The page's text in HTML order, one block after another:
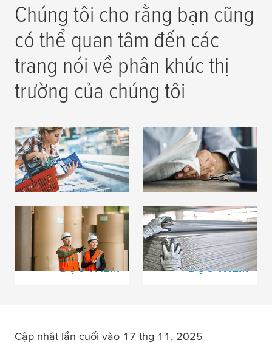
Chúng tôi cho rằng bạn cũng
có thể quan tâm đến các
trang nói về phân khúc thị
trường của chúng tôi
In bao bì mềm
ĐỌC THÊM
In báo & tạp chí
ĐỌC THÊM
Sản xuất giấy
ĐỌC THÊM
Sản xuất bìa các tông
gợn sóng
ĐỌC THÊM
Cập nhật lần cuối vào 17 thg 11, 2025